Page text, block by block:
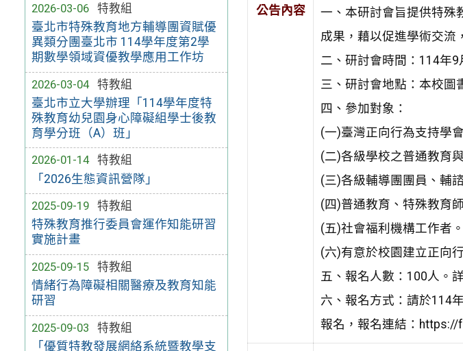
2026-03-06
特教組
臺北市特殊教育地方輔導團資賦優
異類分團臺北市 114學年度第2學
期數學領域資優教學應用工作坊
2026-03-04
特教組
臺北市立大學辦理「114學年度特
殊教育幼兒園身心障礙組學士後教
育學分班（A）班」
2026-01-14
特教組
「2026生態資訊營隊」
2025-09-19
特教組
特殊教育推行委員會運作知能研習
實施計畫
2025-09-15
特教組
情緒行為障礙相關醫療及教育知能
研習
2025-09-03
特教組
「優質特教發展網絡系統暨教學支
公告內容
一、本研討會旨提供特殊
成果，藉以促進學術交流
二、研討會時間：114年9
三、研討會地點：本校圖
四、參加對象：
(一)臺灣正向行為支持學
(二)各級學校之普通教育
(三)各級輔導團團員、輔
(四)普通教育、特殊教育
(五)社會福利機構工作者。
(六)有意於校園建立正向
五、報名人數：100人。
六、報名方式：請於114
報名，報名連結：https://